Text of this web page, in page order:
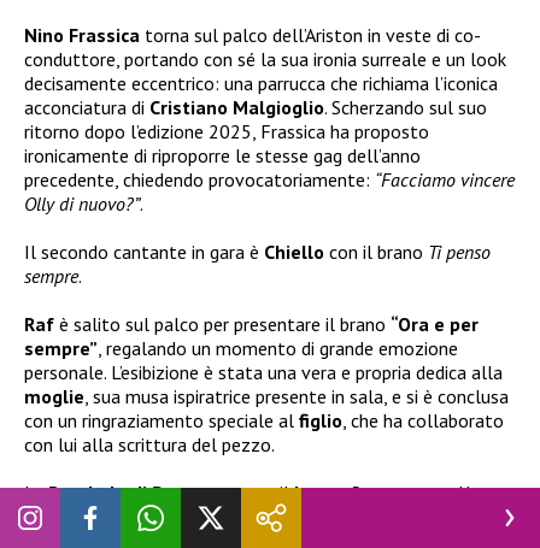
Nino Frassica torna sul palco dell’Ariston in veste di co-
conduttore, portando con sé la sua ironia surreale e un look
decisamente eccentrico: una parrucca che richiama l’iconica
acconciatura di Cristiano Malgioglio. Scherzando sul suo
ritorno dopo l’edizione 2025, Frassica ha proposto
ironicamente di riproporre le stesse gag dell’anno
precedente, chiedendo provocatoriamente: “Facciamo vincere
Olly di nuovo?”.
Il secondo cantante in gara è Chiello con il brano Ti penso
sempre.
Raf è salito sul palco per presentare il brano “Ora e per
sempre”, regalando un momento di grande emozione
personale. L’esibizione è stata una vera e propria dedica alla
moglie, sua musa ispiratrice presente in sala, e si è conclusa
con un ringraziamento speciale al figlio, che ha collaborato
con lui alla scrittura del pezzo.
LeBambole di Pezzacantano ilbranoResta con me. Una
delle componenti della band aveva dichiarato che, se